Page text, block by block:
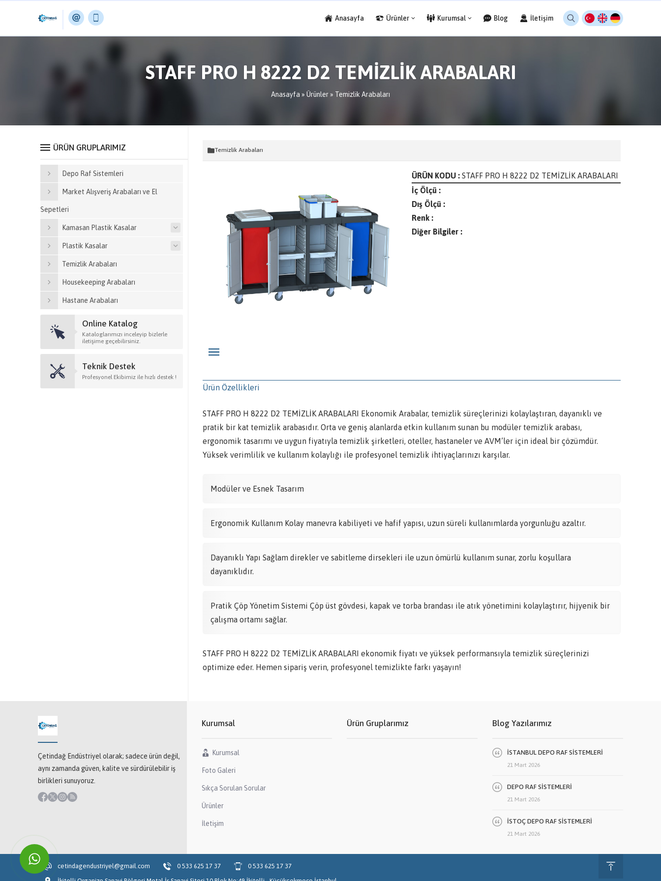
Anasayfa Ürünler Kurumsal Blog İletişim
STAFF PRO H 8222 D2 TEMİZLİK ARABALARI
Anasayfa » Ürünler » Temizlik Arabaları
Temizlik Arabaları
ÜRÜN KODU : STAFF PRO H 8222 D2 TEMİZLİK ARABALARI
İç Ölçü :
Dış Ölçü :
Renk :
Diğer Bilgiler :
Ürün Özellikleri
STAFF PRO H 8222 D2 TEMİZLİK ARABALARI Ekonomik Arabalar, temizlik süreçlerinizi kolaylaştıran, dayanıklı ve
pratik bir kat temizlik arabasıdır. Orta ve geniş alanlarda etkin kullanım sunan bu modüler temizlik arabası,
ergonomik tasarımı ve uygun fiyatıyla temizlik şirketleri, oteller, hastaneler ve AVM’ler için ideal bir çözümdür.
Yüksek verimlilik ve kullanım kolaylığı ile profesyonel temizlik ihtiyaçlarınızı karşılar.
Modüler ve Esnek Tasarım
Ergonomik Kullanım Kolay manevra kabiliyeti ve hafif yapısı, uzun süreli kullanımlarda yorgunluğu azaltır.
Dayanıklı Yapı Sağlam direkler ve sabitleme dirsekleri ile uzun ömürlü kullanım sunar, zorlu koşullara
dayanıklıdır.
Pratik Çöp Yönetim Sistemi Çöp üst gövdesi, kapak ve torba brandası ile atık yönetimini kolaylaştırır, hijyenik bir
çalışma ortamı sağlar.
STAFF PRO H 8222 D2 TEMİZLİK ARABALARI ekonomik fiyatı ve yüksek performansıyla temizlik süreçlerinizi
optimize eder. Hemen sipariş verin, profesyonel temizlikte farkı yaşayın!
ÜRÜN GRUPLARIMIZ
Depo Raf Sistemleri
Market Alışveriş Arabaları ve El
Sepetleri
Kamasan Plastik Kasalar
Plastik Kasalar
Temizlik Arabaları
Housekeeping Arabaları
Hastane Arabaları
Online Katalog
Kataloglarımızı inceleyip bizlerle
iletişime geçebilirsiniz.
Teknik Destek
Profesyonel Ekibimiz ile hızlı destek !
Çetindağ Endüstriyel olarak; sadece ürün değil,
aynı zamanda güven, kalite ve sürdürülebilir iş
birlikleri sunuyoruz.
Kurumsal
Kurumsal
Foto Galeri
Sıkça Sorulan Sorular
Ürünler
İletişim
Ürün Gruplarımız Blog Yazılarımız
İSTANBUL DEPO RAF SİSTEMLERİ
21 Mart 2026
DEPO RAF SİSTEMLERİ
21 Mart 2026
İSTOÇ DEPO RAF SİSTEMLERİ
21 Mart 2026
cetindagendustriyel@gmail.com 0 533 625 17 37
0 533 625 17 37